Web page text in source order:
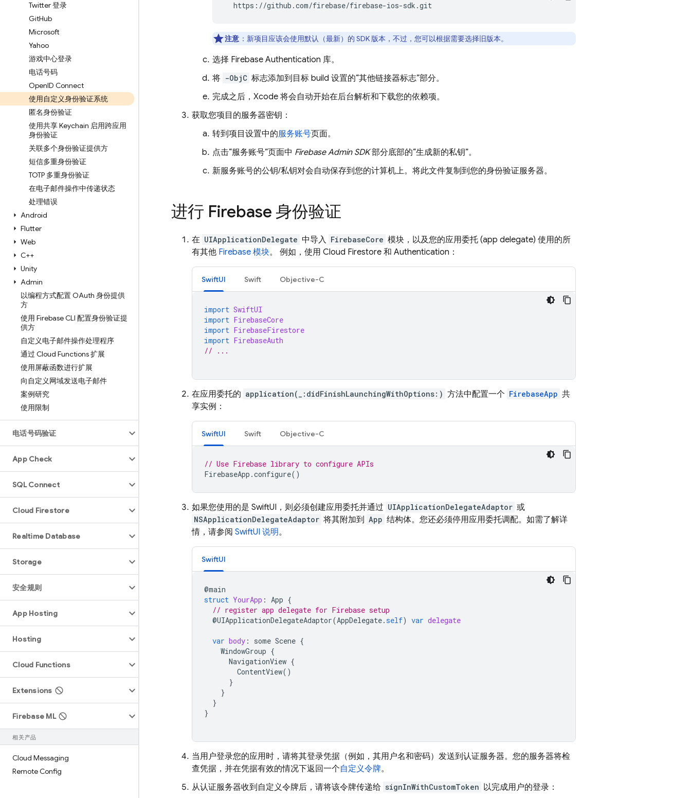
Twitter 登录
GitHub
Microsoft
Yahoo
游戏中心登录
电话号码
OpenID Connect
使用自定义身份验证系统
匿名身份验证
使用共享 Keychain 启用跨应用
身份验证
关联多个身份验证提供方
短信多重身份验证
TOTP 多重身份验证
在电子邮件操作中传递状态
处理错误
Android
Flutter
Web
C++
Unity
Admin
以编程方式配置 OAuth 身份提供
方
使用 Firebase CLI 配置身份验证提
供方
自定义电子邮件操作处理程序
通过 Cloud Functions 扩展
使用屏蔽函数进行扩展
向自定义网域发送电子邮件
案例研究
使用限制
电话号码验证
App Check
SQL Connect
Cloud Firestore
Realtime Database
Storage
安全规则
App Hosting
Hosting
Cloud Functions
Extensions
Firebase ML
相关产品
Cloud Messaging
Remote Config
  https://github.com/firebase/firebase-ios-sdk.git
注意 ：新项目应该会使用默认（最新）的 SDK 版本，不过，您可以根据需要选择旧版本。
选择 Firebase Authentication 库。
将 -ObjC 标志添加到目标 build 设置的“其他链接器标志”部分。
完成之后，Xcode 将会自动开始在后台解析和下载您的依赖项。
获取您项目的服务器密钥：
转到项目设置中的服务账号页面。
点击“服务账号”页面中 Firebase Admin SDK部分底部的“生成新的私钥”。
新服务账号的公钥/私钥对会自动保存到您的计算机上。将此文件复制到您的身份验证服务器。
进行 Firebase 身份验证
在 UIApplicationDelegate 中导入 FirebaseCore 模块，以及您的应用委托 (app delegate) 使用的所
有其他 Firebase 模块。 例如，使用 Cloud Firestore 和 Authentication ：
SwiftUI Swift Objective-C
import SwiftUI
import FirebaseCore
import FirebaseFirestore
import FirebaseAuth
// ...
在应用委托的 application(_:didFinishLaunchingWithOptions:) 方法中配置一个 FirebaseApp 共
享实例：
SwiftUI Swift Objective-C
// Use Firebase library to configure APIs
FirebaseApp .configure()
如果您使用的是 SwiftUI，则必须创建应用委托并通过 UIApplicationDelegateAdaptor 或
NSApplicationDelegateAdaptor 将其附加到 App 结构体。您还必须停用应用委托调配。如需了解详
情，请参阅 SwiftUI 说明。
SwiftUI
@main
struct YourApp : App {
// register app delegate for Firebase setup
@UIApplicationDelegateAdaptor(AppDelegate.self) var delegate
var body : some Scene {
WindowGroup {
NavigationView {
ContentView()
}
}
}
}
当用户登录您的应用时，请将其登录凭据（例如，其用户名和密码）发送到认证服务器。您的服务器将检
查凭据，并在凭据有效的情况下返回一个自定义令牌。
从认证服务器收到自定义令牌后，请将该令牌传递给 signInWithCustomToken 以完成用户的登录：